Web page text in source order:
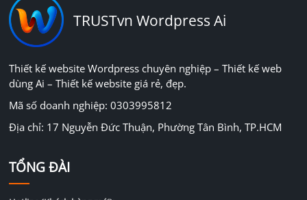
TRUSTvn Wordpress Ai
Thiết kế website Wordpress chuyên nghiệp – Thiết kế web
dùng Ai – Thiết kế website giá rẻ, đẹp.
Mã số doanh nghiệp: 0303995812
Địa chỉ: 17 Nguyễn Đức Thuận, Phường Tân Bình, TP.HCM
TỔNG ĐÀI